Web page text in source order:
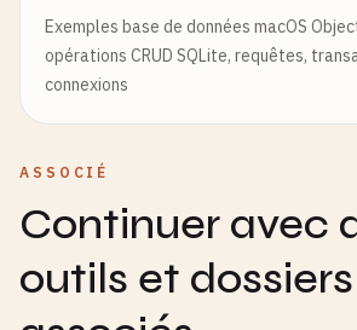
Exemples base de données macOS
opérations CRUD SQLite, requêtes,
connexions
ASSOCIÉ
Continuer avec
outils et dossiers